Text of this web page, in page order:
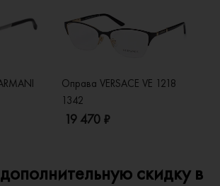
Оправа VERSACE VE 1218
1342
19 470 ₽
скидку в